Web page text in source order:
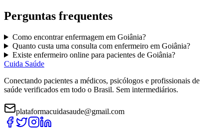
Perguntas frequentes
Como encontrarenfermagemem Goiânia?
Quanto custa uma consulta com enfermeiroem Goiânia?
Existe enfermeiroonline para pacientes de Goiânia?
Cuida Saúde
Conectando pacientes a médicos, psicólogos e profissionais de
saúde verificados em todo o Brasil. Sem intermediários.
plataformacuidasaude@gmail.com